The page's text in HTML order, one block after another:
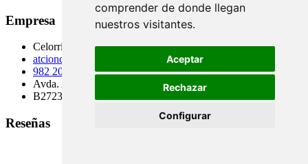
comprender de donde llegan
nuestros visitantes.
Aceptar
Rechazar
Configurar
Empresa
Celorriofarma S.L.
atcioncliente@parafarmaciasolocosmetica.com
982 20 30 08
Avda. A Coruña 195, 27003 Lugo
B27232859
Reseñas